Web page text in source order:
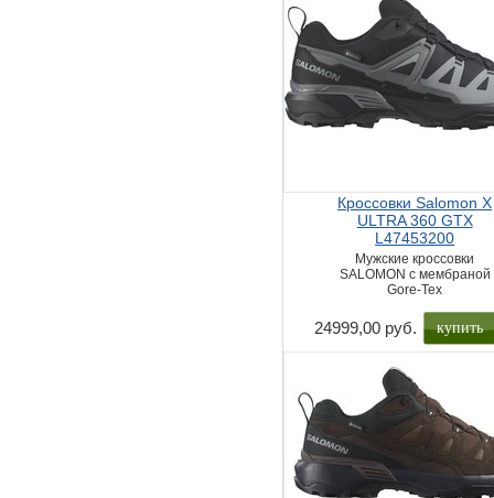
Кроссовки Salomon X
ULTRA 360 GTX
L47453200
Мужские кроссовки
SALOMON с мембраной
Gore-Tex
24999,00 руб. купить